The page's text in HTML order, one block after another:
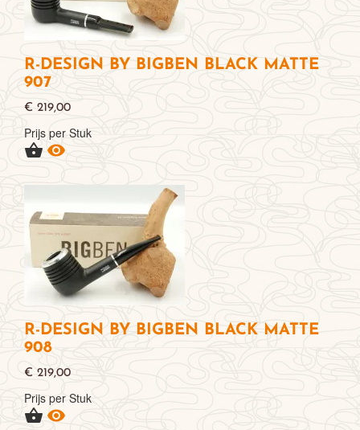
R-DESIGN BY BIGBEN BLACK MATTE
907
€ 219,00
Prijs per Stuk
 
R-DESIGN BY BIGBEN BLACK MATTE
908
€ 219,00
Prijs per Stuk
 